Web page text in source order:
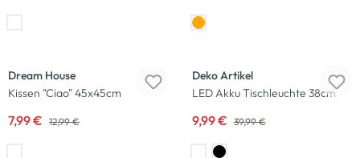
Dream House
Kissen "Ciao" 45x45cm
7,99 € 12,99 €
Deko Artikel
LED Akku Tischleuchte 38cm
9,99 € 39,99 €